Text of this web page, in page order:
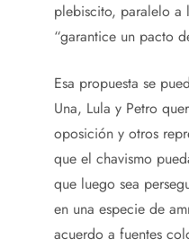
plebiscito, paralelo a
“garantice un pacto
Esa propuesta se
Una, Lula y Petro
oposición y otros
que el chavismo
que luego sea
en una especie de
acuerdo a fuentes